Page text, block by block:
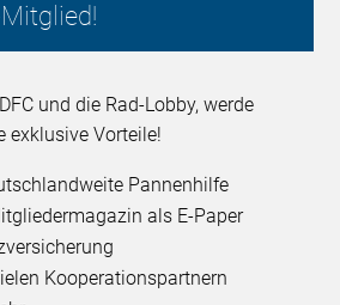
und die Rad-Lobby, werde
exklusive Vorteile!
Pannenhilfe
als E-Paper
Kooperationspartnern